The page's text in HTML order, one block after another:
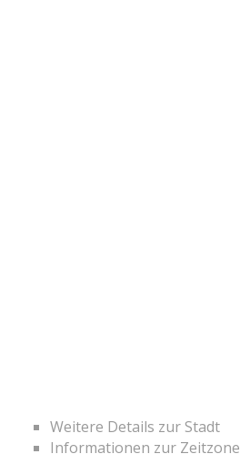
Weitere Details zur Stadt
Informationen zur Zeitzone